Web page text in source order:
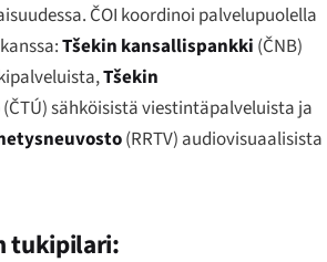
ČOI koordinoi palvelupuolella
Tšekin kansallispankki (ČNB)
Tšekin
(ČTÚ) sähköisistä viestintäpalveluista ja
(RRTV) audiovisuaalisista
tukipilari: